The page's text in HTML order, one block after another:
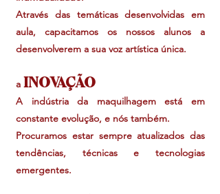
Através das temáticas desenvolvidas em
aula, capacitamos os nossos alunos a
desenvolverem a sua voz artística única.
a INOVAÇÃO
A indústria da maquilhagem está em
constante evolução, e nós também.
Procuramos estar sempre atualizados das
tendências, técnicas e tecnologias
emergentes.